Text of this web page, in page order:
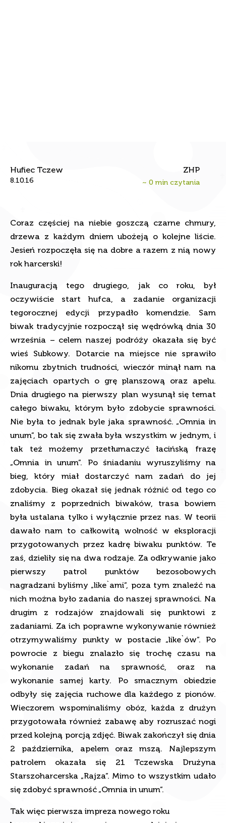
8.10.16 min czytania
drzewa z każdym dniem ubożeją o kolejne liście.
Jesień rozpoczęła się na dobre a razem z nią nowy
rok harcerski!
oczywiście start hufca, a zadanie organizacji
tegorocznej edycji przypadło komendzie. Sam
biwak tradycyjnie rozpoczął się wędrówką dnia 30
września – celem naszej podróży okazała się być
wieś Subkowy. Dotarcie na miejsce nie sprawiło
nikomu zbytnich trudności, wieczór minął nam na
zajęciach opartych o grę planszową oraz apelu.
Dnia drugiego na pierwszy plan wysunął się temat
całego biwaku, którym było zdobycie sprawności.
Nie była to jednak byle jaka sprawność. „Omnia in
unum”, bo tak się zwała była wszystkim w jednym, i
tak też możemy przetłumaczyć łacińską frazę
„Omnia in unum”. Po śniadaniu wyruszyliśmy na
bieg, który miał dostarczyć nam zadań do jej
zdobycia. Bieg okazał się jednak różnić od tego co
znaliśmy z poprzednich biwaków, trasa bowiem
była ustalana tylko i wyłącznie przez nas. W teorii
dawało nam to całkowitą wolność w eksploracji
przygotowanych przez kadrę biwaku punktów. Te
zaś, dzieliły się na dwa rodzaje. Za odkrywanie jako
pierwszy patrol punktów bezosobowych
nagradzani byliśmy „like`ami”, poza tym znaleźć na
nich można było zadania do naszej sprawności. Na
drugim z rodzajów znajdowali się punktowi z
zadaniami. Za ich poprawne wykonywanie również
otrzymywaliśmy punkty w postacie „like`ów”. Po
powrocie z biegu znalazło się trochę czasu na
wykonanie zadań na sprawność, oraz na
wykonanie samej karty. Po smacznym obiedzie
odbyły się zajęcia ruchowe dla każdego z pionów.
Wieczorem wspominaliśmy obóz, każda z drużyn
przygotowała również zabawę aby rozruszać nogi
przed kolejną porcją zdjęć. Biwak zakończył się dnia
2 października, apelem oraz mszą. Najlepszym
patrolem okazała się 21 Tczewska Drużyna
Starszoharcerska „Rajza”. Mimo to wszystkim udało
się zdobyć sprawność „Omnia in unum”.
harcerskiego już za nami, mamy nadzieję że